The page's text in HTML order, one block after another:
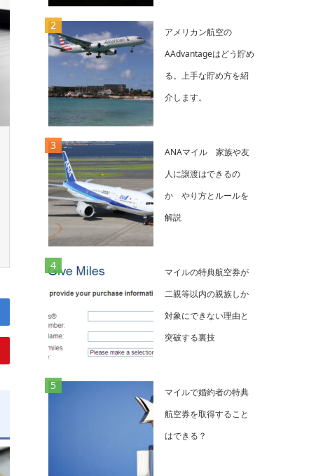
アメリカン航空の
AAdvantageはどう貯め
る。上手な貯め方を紹
介します。
ANAマイル 家族や友
人に譲渡はできるの
か やり方とルールを
解説
マイルの特典航空券が
二親等以内の親族しか
対象にできない理由と
突破する裏技
マイルで婚約者の特典
航空券を取得すること
はできる？